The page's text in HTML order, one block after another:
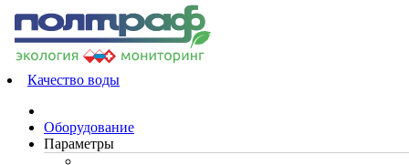
Качество воды
Оборудование
Параметры